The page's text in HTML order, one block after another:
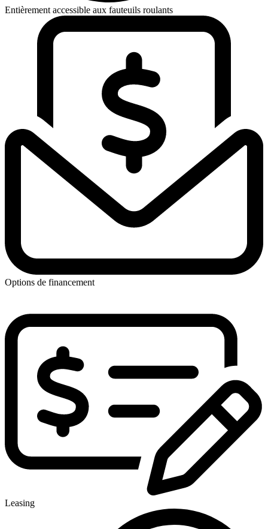
Entièrement accessible aux fauteuils roulants
Options de financement
Leasing